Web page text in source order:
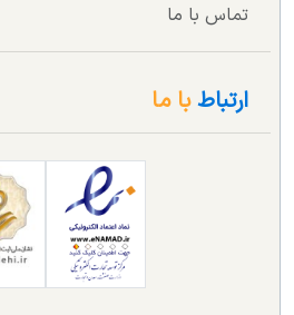
تماس با ما
ارتباطبا ما